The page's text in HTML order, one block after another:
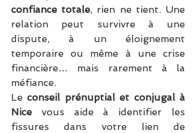
confiance totale, rien ne tient. Une
relation peut survivre à une
dispute, à un éloignement
temporaire ou même à une crise
financière… mais rarement à la
méfiance.
Le conseil prénuptial et conjugal à
Nice vous aide à identifier les
fissures dans votre lien de